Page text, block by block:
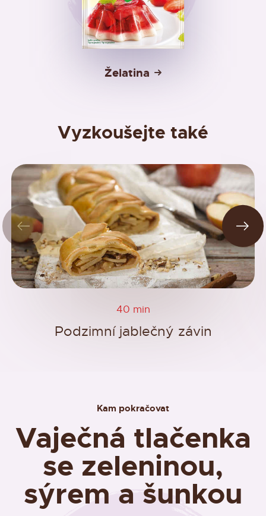
Želatina
Vyzkoušejte také
40 min
Podzimní jablečný závin
Kam pokračovat
Vaječná tlačenka
se zeleninou,
sýrem a šunkou